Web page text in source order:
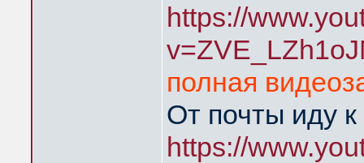
https://
полная
От почты иду
https://